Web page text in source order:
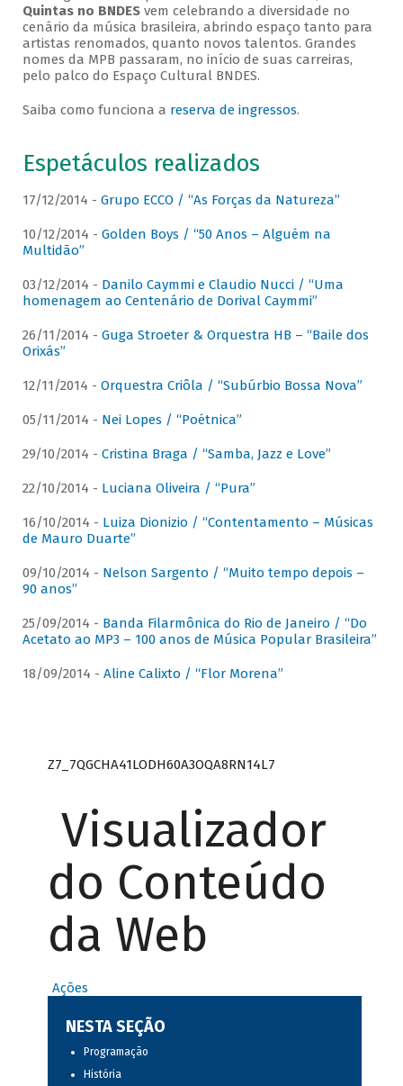
Quintas no BNDESvem celebrando a diversidade no
cenário da música brasileira, abrindo espaço tanto para
artistas renomados, quanto novos talentos. Grandes
nomes da MPB passaram, no início de suas carreiras,
pelo palco do Espaço Cultural BNDES.
Saiba como funciona a reserva de ingressos.
Espetáculos realizados
17/12/2014 - Grupo ECCO / “As Forças da Natureza”
10/12/2014 - Golden Boys / “50 Anos – Alguém na
Multidão”
03/12/2014 - Danilo Caymmi e Claudio Nucci / “Uma
homenagem ao Centenário de Dorival Caymmi”
26/11/2014 - Guga Stroeter & Orquestra HB – “Baile dos
Orixás”
12/11/2014 - Orquestra Criôla / “Subúrbio Bossa Nova”
05/11/2014 - Nei Lopes / “Poétnica”
29/10/2014 - Cristina Braga / “Samba, Jazz e Love”
22/10/2014 - Luciana Oliveira / “Pura”
16/10/2014 - Luiza Dionizio / “Contentamento – Músicas
de Mauro Duarte”
09/10/2014 - Nelson Sargento / “Muito tempo depois –
90 anos”
25/09/2014 - Banda Filarmônica do Rio de Janeiro / “Do
Acetato ao MP3 – 100 anos de Música Popular Brasileira”
18/09/2014 - Aline Calixto / “Flor Morena”
Z7_7QGCHA41LODH60A3OQA8RN14L7
Visualizador
do Conteúdo
da Web
Ações
NESTA SEÇÃO
Programação
História